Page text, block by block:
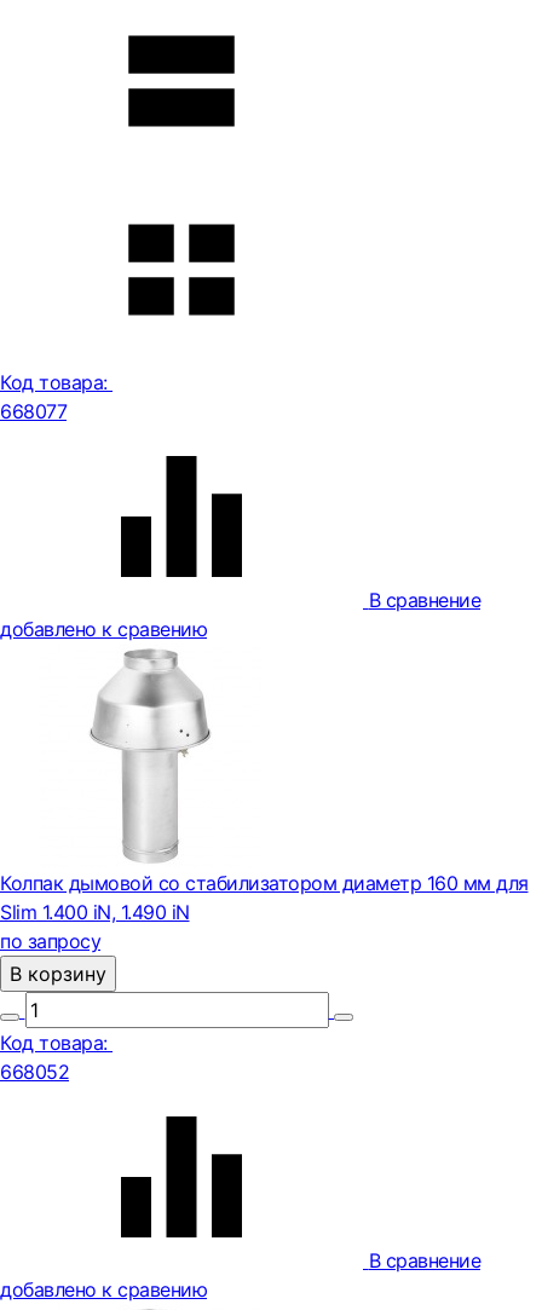
Код товара:
668077
В сравнение
добавлено к сравению
Колпак дымовой со стабилизатором диаметр 160 мм для
Slim 1.400 iN, 1.490 iN
по запросу
В корзину
Код товара:
668052
В сравнение
добавлено к сравению